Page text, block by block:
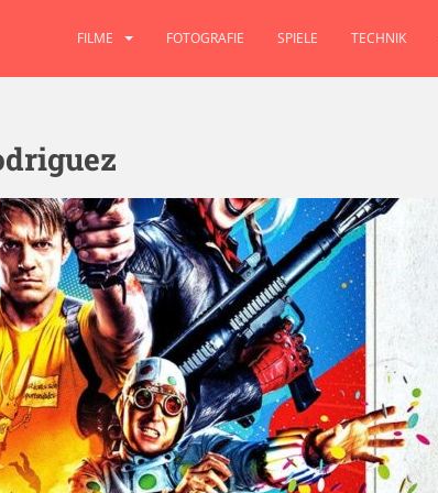
FILME FOTOGRAFIE SPIELE TECHNIK